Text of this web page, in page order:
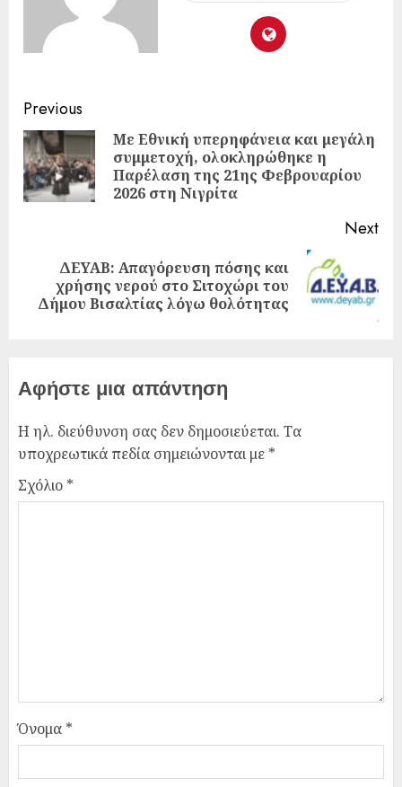
Previous
Με Εθνική υπερηφάνεια και μεγάλη
συμμετοχή, ολοκληρώθηκε η
Παρέλαση της 21ης Φεβρουαρίου
2026 στη Νιγρίτα
Next
ΔΕΥΑΒ: Απαγόρευση πόσης και
χρήσης νερού στο Σιτοχώρι του
Δήμου Βισαλτίας λόγω θολότητας
Αφήστε μια απάντηση
Η ηλ. διεύθυνση σας δεν δημοσιεύεται. Τα
υποχρεωτικά πεδία σημειώνονται με *
Σχόλιο *
Όνομα *